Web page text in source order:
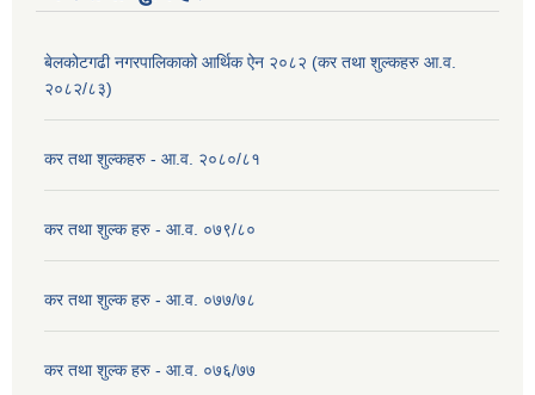
बेलकोटगढी नगरपालिकाको आर्थिक ऐन २०८२ (कर तथा शुल्कहरु आ.व.
२०८२/८३)
कर तथा शुल्कहरु - आ.व. २०८०/८१
कर तथा शुल्क हरु - आ.व. ०७९/८०
कर तथा शुल्क हरु - आ.व. ०७७/७८
कर तथा शुल्क हरु - आ.व. ०७६/७७